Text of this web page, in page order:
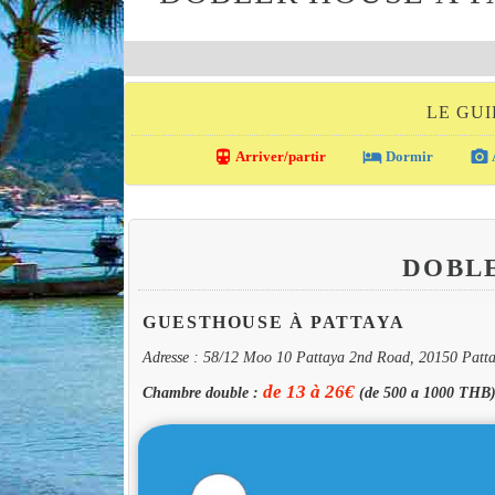
LE
directions_transit Arriver/partir local_hotel Dormir photo_camera
GUESTHOUSE À PATTAYA
Adresse : 58/12 Moo 10 Pattaya 2nd Road, 20150
Chambre double : de 13 à 26€(de 500 a 1000 THB)